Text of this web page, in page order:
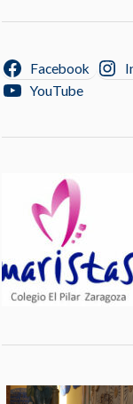
Facebook
YouTube